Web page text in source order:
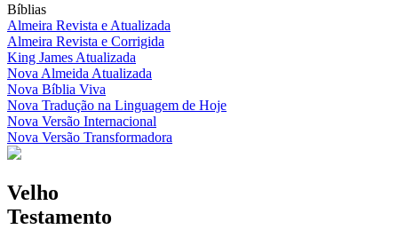
Bíblias
Almeira Revista e Atualizada
Almeira Revista e Corrigida
King James Atualizada
Nova Almeida Atualizada
Nova Bíblia Viva
Nova Tradução na Linguagem de Hoje
Nova Versão Internacional
Nova Versão Transformadora
Velho
Testamento